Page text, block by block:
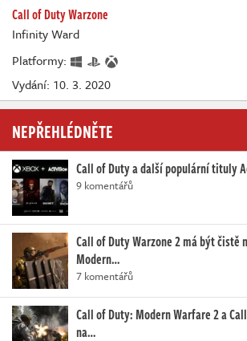
Call of Duty Warzone
Infinity Ward
Platformy:
Vydání: 10. 3. 2020
NEPŘEHLÉDNĚTE
Call of Duty a další populární tituly
9 komentářů
Call of Duty Warzone 2 má být čistě
Modern…
7 komentářů
Call of Duty: Modern Warfare 2 a
na…